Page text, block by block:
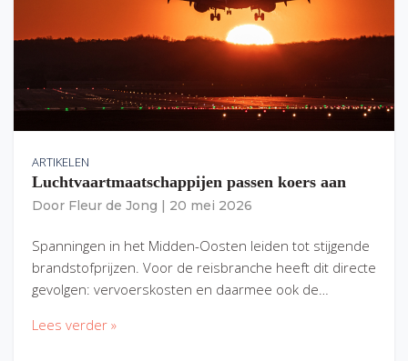
ARTIKELEN
Luchtvaartmaatschappijen passen koers aan
Door Fleur de Jong 20 mei 2026
Spanningen in het Midden-Oosten leiden tot stijgende
brandstofprijzen. Voor de reisbranche heeft dit directe
gevolgen: vervoerskosten en daarmee ook de…
Lees verder »